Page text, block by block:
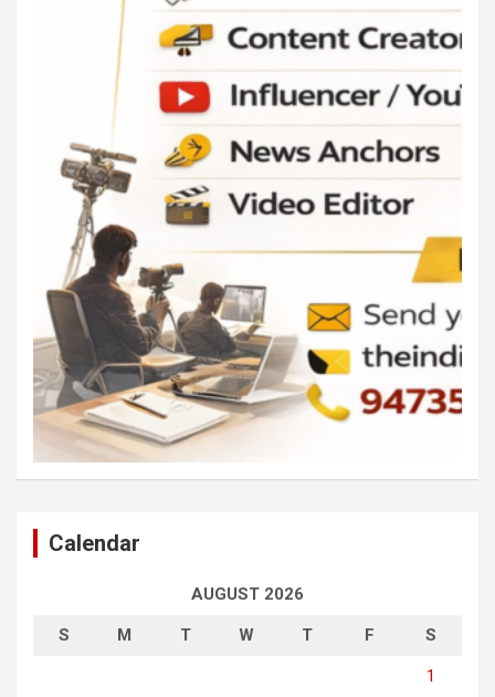
Calendar
AUGUST 2026
S M T W T F S
1